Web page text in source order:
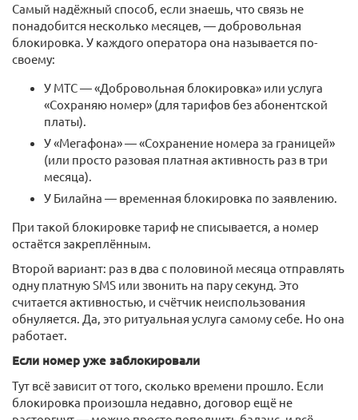
Самый надёжный способ, если знаешь, что связь не
понадобится несколько месяцев, — добровольная
блокировка. У каждого оператора она называется по-
своему:
У МТС — «Добровольная блокировка» или услуга
«Сохраняю номер» (для тарифов без абонентской
платы).
У «Мегафона» — «Сохранение номера за границей»
(или просто разовая платная активность раз в три
месяца).
У Билайна — временная блокировка по заявлению.
При такой блокировке тариф не списывается, а номер
остаётся закреплённым.
Второй вариант: раз в два с половиной месяца отправлять
одну платную SMS или звонить на пару секунд. Это
считается активностью, и счётчик неиспользования
обнуляется. Да, это ритуальная услуга самому себе. Но она
работает.
Если номер уже заблокировали
Тут всё зависит от того, сколько времени прошло. Если
блокировка произошла недавно, договор ещё не